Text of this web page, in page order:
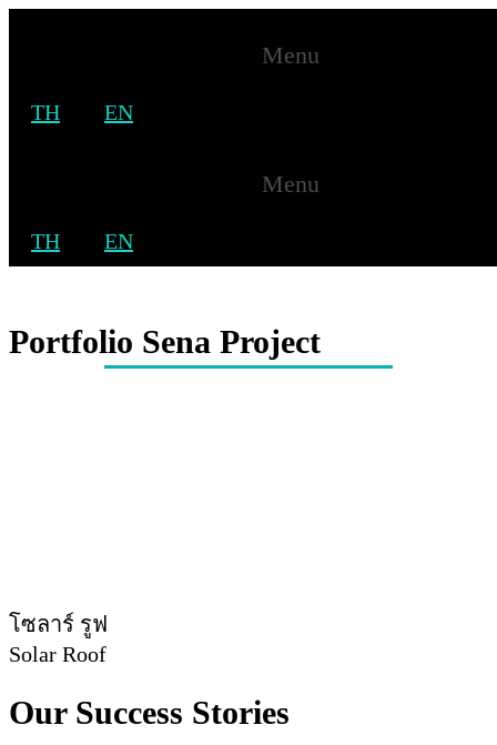
Menu
TH EN
Menu
TH EN
Portfolio Sena Project
Home
Solar Roof
Portfolio Sena Project
โซลาร์ รูฟ
Solar Roof
Our Success Stories